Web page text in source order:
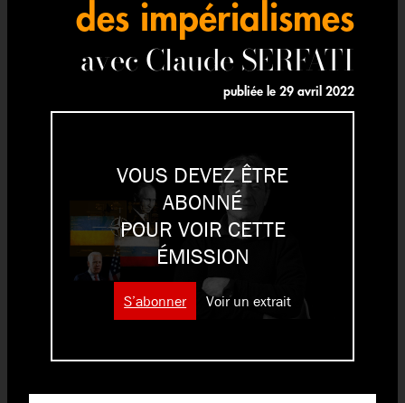
des impérialismes
avec Claude SERFATI
publiée le 29 avril 2022
VOUS DEVEZ ÊTRE
ABONNÉ
POUR VOIR CETTE
ÉMISSION
S’abonner Voir un extrait